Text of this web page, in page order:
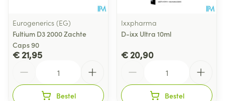
Eurogenerics (EG)
Fultium D3 2000 Zachte
Caps 90
€ 21,95
Bestel
Ixxpharma
D-ixx Ultra 10ml
€ 20,90
Bestel